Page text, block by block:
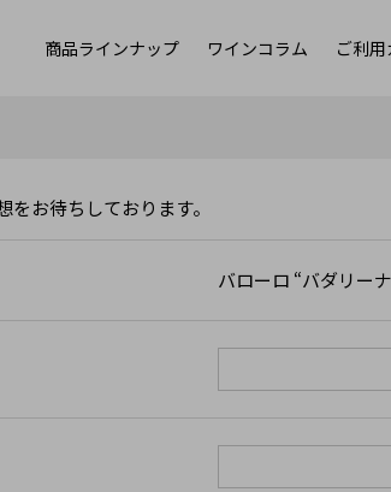
商品ラインナップ ワインコラム ご利用
お待ちしております。
バローロ “バダリー